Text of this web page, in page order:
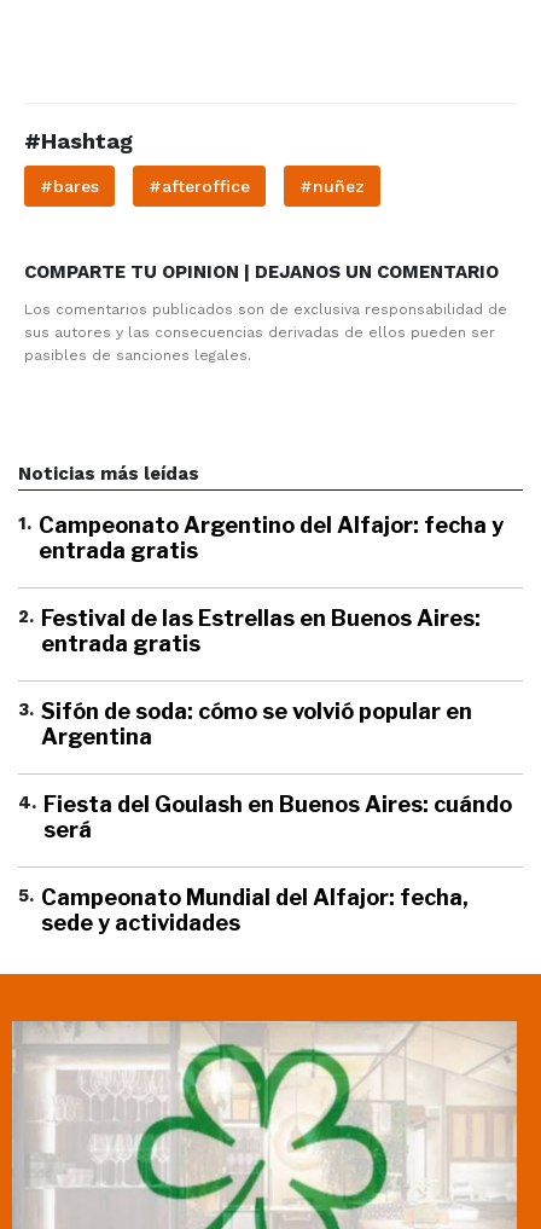
#Hashtag
#bares #afteroffice #nuñez
COMPARTE TU OPINION | DEJANOS UN COMENTARIO
Los comentarios publicados son de exclusiva responsabilidad de
sus autores y las consecuencias derivadas de ellos pueden ser
pasibles de sanciones legales.
Noticias más leídas
1. Campeonato Argentino del Alfajor: fecha y
entrada gratis
2. Festival de las Estrellas en Buenos Aires:
entrada gratis
3. Sifón de soda: cómo se volvió popular en
Argentina
4. Fiesta del Goulash en Buenos Aires: cuándo
será
5. Campeonato Mundial del Alfajor: fecha,
sede y actividades